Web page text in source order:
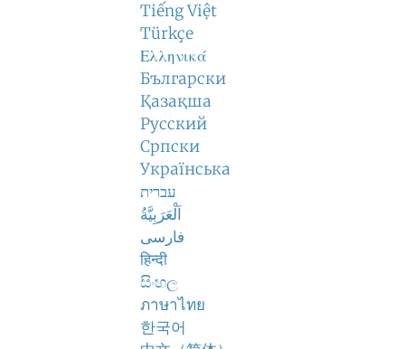
Tiếng Việt
Türkçe
Ελληνικά
Български
Қазақша
Русский
Српски
Українська
עברית
اَلْعَرَبِيَّةُ
فارسی
हिन्दी
සිංහල
ภาษาไทย
한국어